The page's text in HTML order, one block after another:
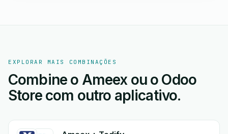
EXPLORAR MAIS COMBINAÇÕES
Combine o Ameex ou o Odoo
Store com outro aplicativo.